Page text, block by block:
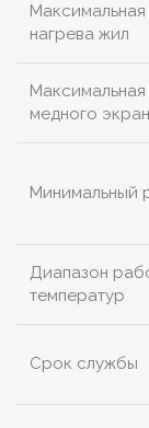
нагрева жил
медного
Минимальный
Диапазон
температур
Срок службы